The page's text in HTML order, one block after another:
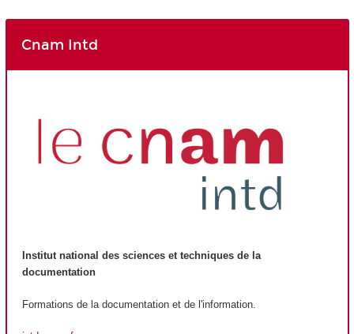
Cnam Intd
Institut national des sciences et techniques de la
documentation
Formations de la documentation et de l'information.